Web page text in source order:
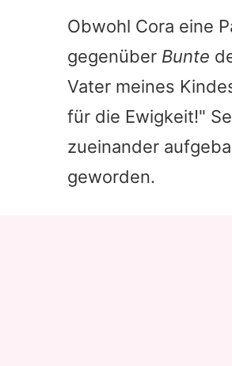
Obwohl Cora eine
gegenüber Bunte
Vater meines
für die Ewigkeit!"
zueinander
geworden.